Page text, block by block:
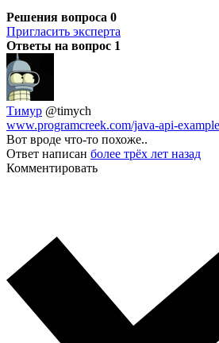
Решения вопроса 0
Пригласить эксперта
Ответы на вопрос 1
Тимур @timych
www.programcreek.com/java-api-
Вот вроде что-то похоже..
Ответ написан более трёх лет назад
Комментировать